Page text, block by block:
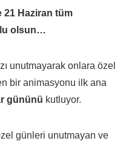
21 Haziran tüm
olsun…
unutmayarak onlara özel
bir animasyonu ilk ana
gününü kutluyor.
günleri unutmayan ve